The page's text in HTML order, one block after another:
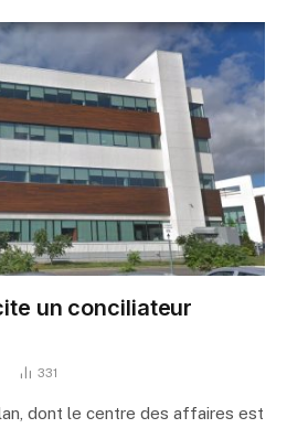
un conciliateur
331
dont le centre des affaires est